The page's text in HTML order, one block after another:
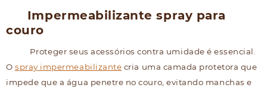
Impermeabilizante spray para
couro
Proteger seus acessórios contra umidade é essencial.
Ospray impermeabilizante cria uma camada protetora que
impede que a água penetre no couro, evitando manchas e